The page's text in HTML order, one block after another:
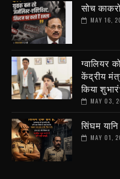
सोच
MAY 16,
ग्वालियर
केंद्रीय
किया
MAY 03,
सिंघम
MAY 01,